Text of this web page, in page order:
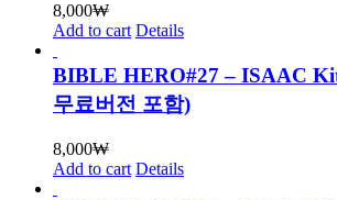
8,000₩
Add to cart Details
BIBLE HERO#27 – ISAAC
무료버전 포함)
8,000₩
Add to cart Details